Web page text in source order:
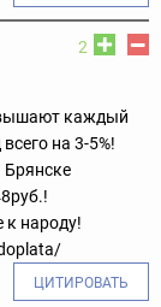
2
каждый
на 3-5%!
Брянске
народу!
ЦИТИРОВАТЬ